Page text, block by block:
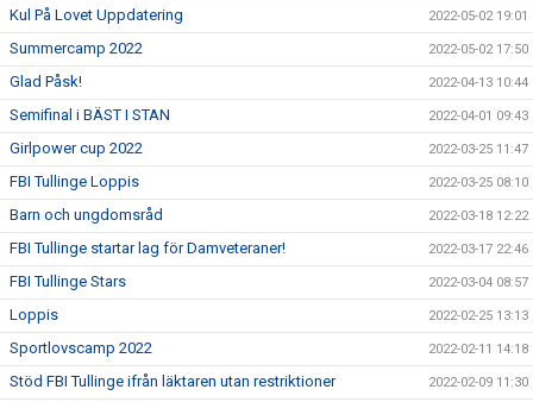
Kul På Lovet Uppdatering 2022-05-02 19:01
Summercamp 2022 2022-05-02 17:50
Glad Påsk! 2022-04-13 10:44
Semifinal i BÄST I STAN 2022-04-01 09:43
Girlpower cup 2022 2022-03-25 11:47
FBI Tullinge Loppis 2022-03-25 08:10
Barn och ungdomsråd 2022-03-18 12:22
FBI Tullinge startar lag för Damveteraner! 2022-03-17 22:46
FBI Tullinge Stars 2022-03-04 08:57
Loppis 2022-02-25 13:13
Sportlovscamp 2022 2022-02-11 14:18
Stöd FBI Tullinge ifrån läktaren utan restriktioner 2022-02-09 11:30